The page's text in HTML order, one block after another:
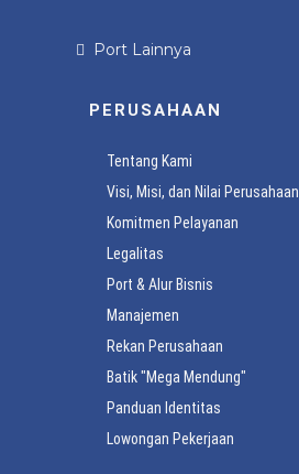
Port Lainnya
PERUSAHAAN
Tentang Kami
Visi, Misi, dan Nilai Perusahaan
Komitmen Pelayanan
Legalitas
Port & Alur Bisnis
Manajemen
Rekan Perusahaan
Batik "Mega Mendung"
Panduan Identitas
Lowongan Pekerjaan